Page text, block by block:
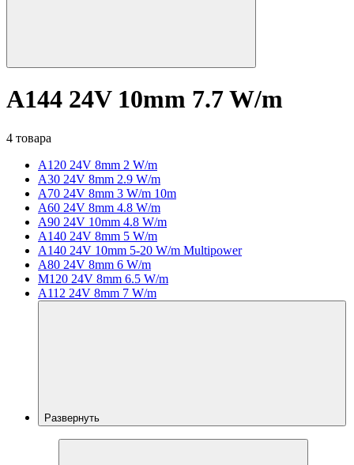
A144 24V 10mm 7.7 W/m
4 товара
A120 24V 8mm 2 W/m
A30 24V 8mm 2.9 W/m
A70 24V 8mm 3 W/m 10m
A60 24V 8mm 4.8 W/m
A90 24V 10mm 4.8 W/m
A140 24V 8mm 5 W/m
A140 24V 10mm 5-20 W/m Multipower
A80 24V 8mm 6 W/m
M120 24V 8mm 6.5 W/m
A112 24V 8mm 7 W/m
Развернуть